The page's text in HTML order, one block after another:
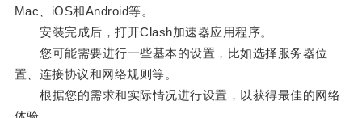
Mac、iOS和Android等。
安装完成后，打开Clash加速器应用程序。
您可能需要进行一些基本的设置，比如选择服务器位
置、连接协议和网络规则等。
根据您的需求和实际情况进行设置，以获得最佳的网络